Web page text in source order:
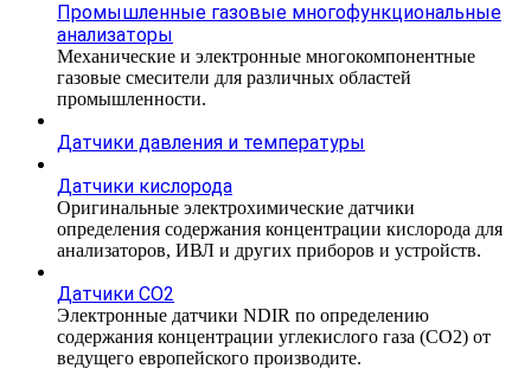
Промышленные газовые многофункциональные
анализаторы
Механические и электронные многокомпонентные
газовые смесители для различных областей
промышленности.
Датчики давления и температуры
Датчики кислорода
Оригинальные электрохимические датчики
определения содержания концентрации кислорода для
анализаторов, ИВЛ и других приборов и устройств.
Датчики CO2
Электронные датчики NDIR по определению
содержания концентрации углекислого газа (СО2) от
ведущего европейского производите.